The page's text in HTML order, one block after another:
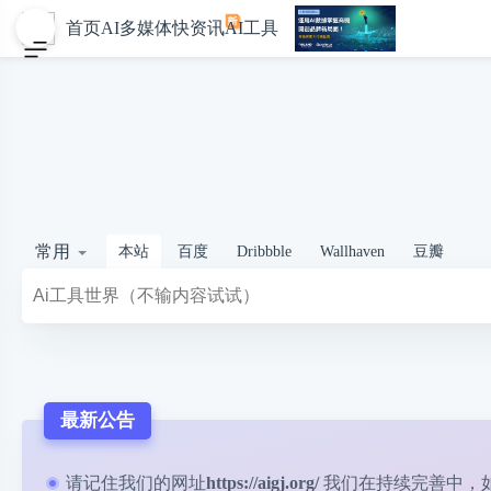
首页AI多媒体快资讯AI工具
常用 本站 百度 Dribbble Wallhaven 豆瓣
最新公告
请记住我们的网址https://aigj.org/ 我们在持续完善中，